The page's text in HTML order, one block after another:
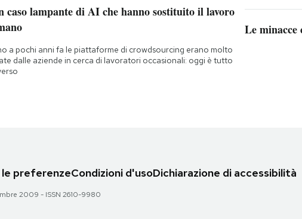
caso lampante di AI che hanno sostituito il lavoro
a pochi anni fa le piattaforme di crowdsourcing erano molto
dalle aziende in cerca di lavoratori occasionali: oggi è tutto
Le
preferenzeCondizioni d'usoDichiarazione di accessibilità
2009 - ISSN 2610-9980